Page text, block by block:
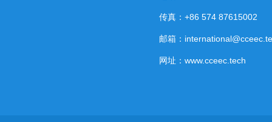
传真：+86 574 87615002
邮箱：
网址：www.cceec.tech